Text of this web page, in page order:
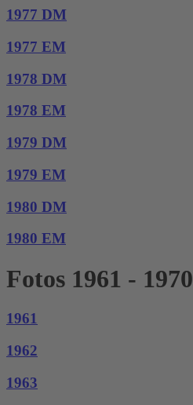
1977 DM
1977 EM
1978 DM
1978 EM
1979 DM
1979 EM
1980 DM
1980 EM
Fotos 1961 - 1970
1961
1962
1963